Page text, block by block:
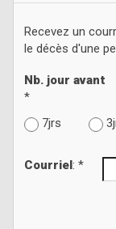
Recevez un
le décès d'une
Nb. jour avant
*
7jrs
Courriel : *